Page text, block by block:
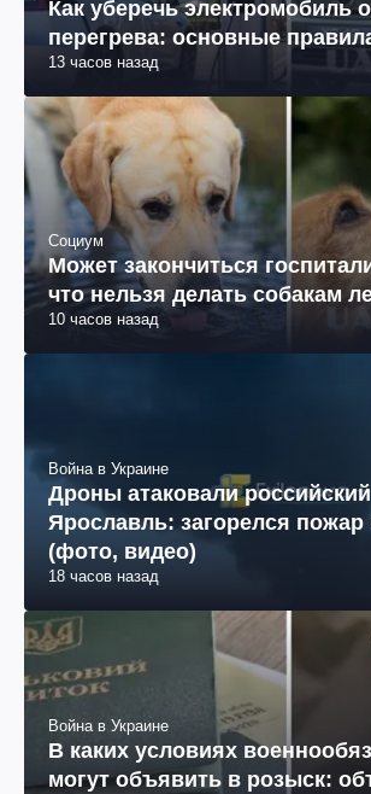
Как уберечь электромобиль
перегрева: основные
13 часов назад
Социум
Может закончиться
что нельзя делать собакам
10 часов назад
Война в Украине
Дроны атаковали российский
Ярославль: загорелся
(фото, видео)
18 часов назад
Война в Украине
В каких условиях
могут объявить в розыск: